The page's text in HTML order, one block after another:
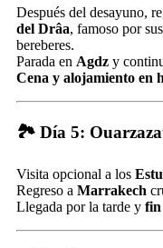
Después del desayuno,
del Drâa, famoso por
bereberes.
Parada en Agdz y
Cena y alojamiento en
🏞️ Día 5:
Visita opcional a los
Regreso a Marrakech
Llegada por la tarde y fin